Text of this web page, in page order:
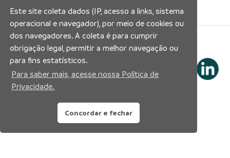
Siga nossas redes sociais:
Este site coleta dados (IP, acesso a links, sistema
operacional e navegador), por meio de cookies ou
dos navegadores. A coleta é para cumprir
obrigação legal, permitir a melhor navegação ou
para fins estatísticos.
Para saber mais, acesse nossa Política de
Privacidade.
Concordar e fechar